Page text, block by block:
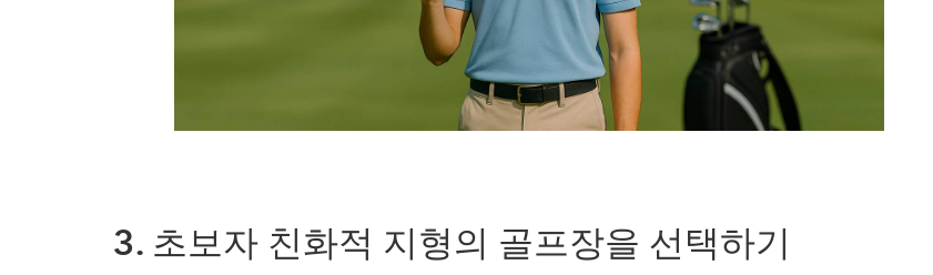
3. 초보자 친화적 지형의 골프장을 선택하기